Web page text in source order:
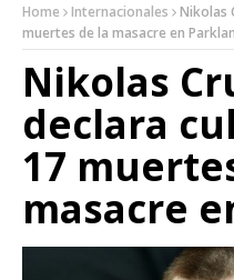
Home Internacionales
Nikolas
muertes de la masacre en
Nikolas
declara
17
masacre